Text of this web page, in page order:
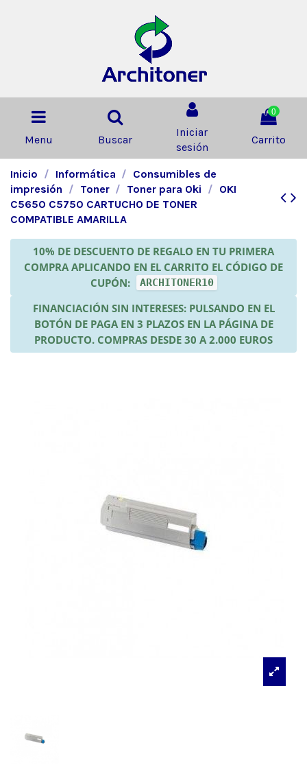
Menu Buscar
Iniciar
sesión
0
Carrito
Inicio Informática
Consumibles de
impresión
Toner Toner para Oki
OKI
C5650 C5750 CARTUCHO DE TONER
COMPATIBLE AMARILLA
10% DE DESCUENTO DE REGALO EN TU PRIMERA
COMPRA APLICANDO EN EL CARRITO EL CÓDIGO DE
CUPÓN:
ARCHITONER10
FINANCIACIÓN SIN INTERESES: PULSANDO EN EL
BOTÓN DE PAGA EN 3 PLAZOS EN LA PÁGINA DE
PRODUCTO. COMPRAS DESDE 30 A 2.000 EUROS